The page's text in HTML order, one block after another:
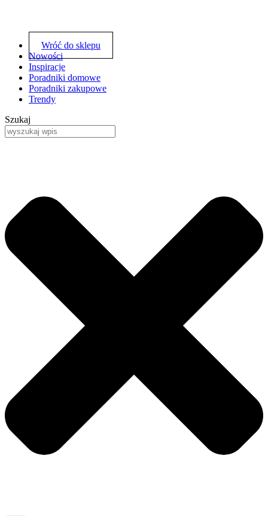
Wróć do sklepu
Nowości
Inspiracje
Poradniki domowe
Poradniki zakupowe
Trendy
Szukaj